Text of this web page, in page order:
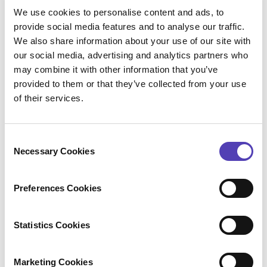
We use cookies to personalise content and ads, to
provide social media features and to analyse our traffic.
We also share information about your use of our site with
our social media, advertising and analytics partners who
may combine it with other information that you’ve
provided to them or that they’ve collected from your use
of their services.
Necessary Cookies
Preferences Cookies
Statistics Cookies
Marketing Cookies
laquelle nous avons construit AQX. Notre vision
de l'évolution de notre plateforme revêt une
dimension commerciale à la fois opérationnelle
et stratégique, faisant ainsi le lien entre une
perspective centrée sur la propriété
intellectuelle et une perspective plus
fondamental, s'éloignant d'une gestion de la PI
se rapprocher d'une gestion centrée autour de
organisation sur ses affaires, et vice-versa.".